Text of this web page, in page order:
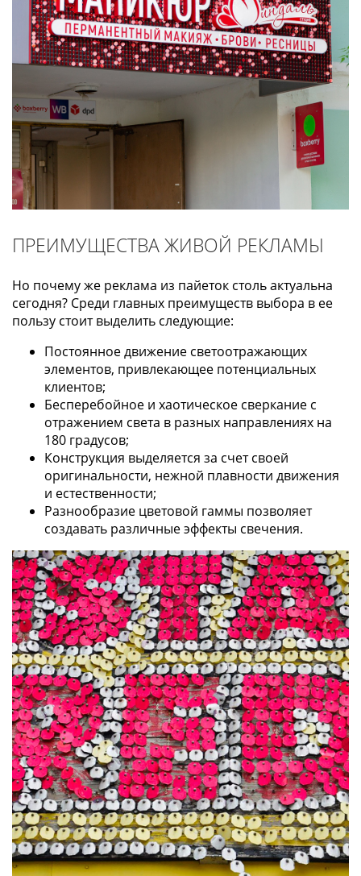
ПРЕИМУЩЕСТВА ЖИВОЙ РЕКЛАМЫ
Но почему же реклама из пайеток столь актуальна
сегодня? Среди главных преимуществ выбора в ее
пользу стоит выделить следующие:
Постоянное движение светоотражающих
элементов, привлекающее потенциальных
клиентов;
Бесперебойное и хаотическое сверкание с
отражением света в разных направлениях на
180 градусов;
Конструкция выделяется за счет своей
оригинальности, нежной плавности движения
и естественности;
Разнообразие цветовой гаммы позволяет
создавать различные эффекты свечения.